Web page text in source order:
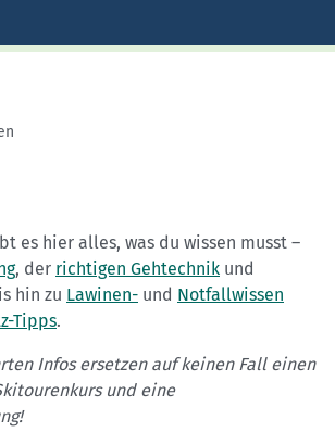
es hier alles, was du wissen musst –
, der richtigen Gehtechnik und
hin zu Lawinen- und Notfallwissen
Tipps.
Infos ersetzen auf keinen Fall einen
und eine